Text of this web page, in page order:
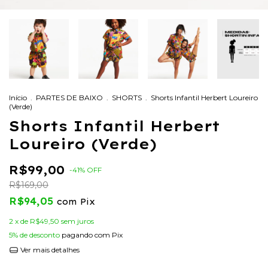
Início . PARTES DE BAIXO . SHORTS . Shorts Infantil Herbert Loureiro
(Verde)
Shorts Infantil Herbert
Loureiro (Verde)
R$99,00 -41% OFF
R$169,00
R$94,05 com Pix
2 x de R$49,50 sem juros
5% de desconto pagando com Pix
Ver mais detalhes